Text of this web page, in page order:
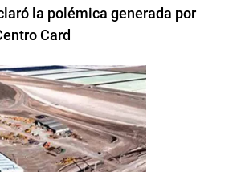
la polémica generada por
Card